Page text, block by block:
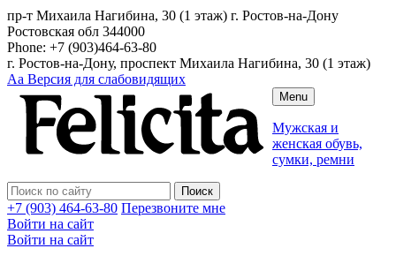
пр-т Михаила Нагибина, 30 (1 этаж) г. Ростов-на-Дону
Ростовская обл 344000
Phone: +7 (903)464-63-80
г. Ростов-на-Дону, проспект Михаила Нагибина, 30 (1 этаж)
Аа Версия для слабовидящих
Menu
Мужская и
женская обувь,
сумки, ремни
+7 (903) 464-63-80 Перезвоните мне
Войти на сайт
Войти на сайт